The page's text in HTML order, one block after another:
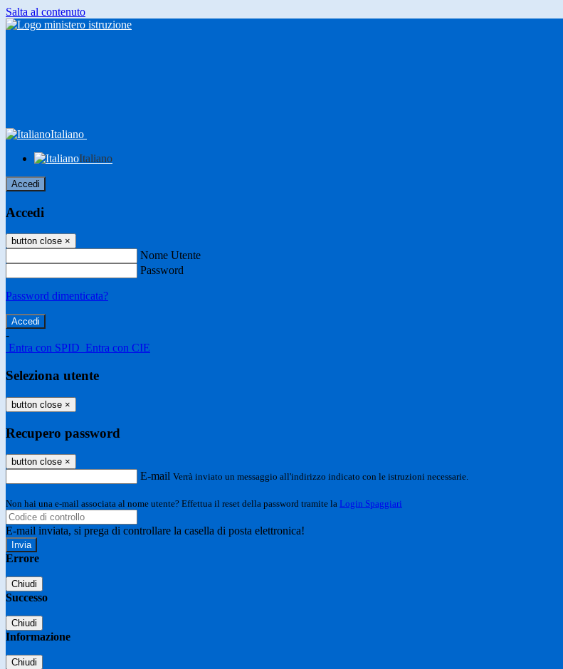
Salta al contenuto
Italiano
Italiano
Accedi
Accedi
button close ×
Nome Utente
Password
Password dimenticata?
-
Entra con SPID Entra con CIE
Seleziona utente
button close ×
Recupero password
button close ×
E-mail Verrà inviato un messaggio all'indirizzo indicato con le istruzioni necessarie.
Non hai una e-mail associata al nome utente? Effettua il reset della password tramite la Login Spaggiari
E-mail inviata, si prega di controllare la casella di posta elettronica!
Errore
Chiudi
Successo
Chiudi
Informazione
Chiudi